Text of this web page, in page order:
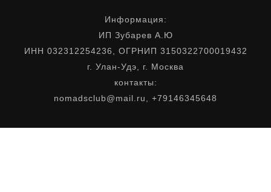
Информация:
ИП Зубарев А.Ю
ИНН 032312254236, ОГРНИП 3150322700019432
г. Улан-Удэ, г. Москва
контакты:
nomadsclub@mail.ru, +79146345648